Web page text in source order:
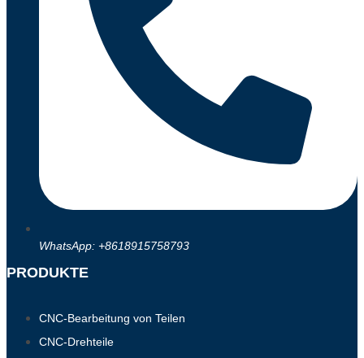
WhatsApp: +8618915758793
PRODUKTE
CNC-Bearbeitung von Teilen
CNC-Drehteile